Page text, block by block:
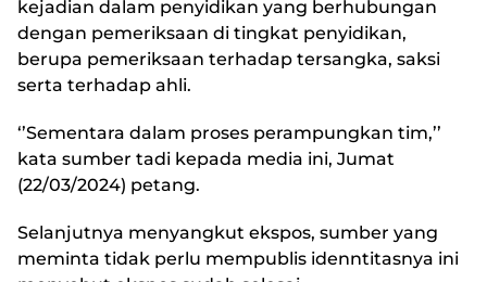
kejadian dalam penyidikan yang berhubungan
dengan pemeriksaan di tingkat penyidikan,
berupa pemeriksaan terhadap tersangka, saksi
serta terhadap ahli.
‘’Sementara dalam proses perampungkan tim,’’
kata sumber tadi kepada media ini, Jumat
(22/03/2024) petang.
Selanjutnya menyangkut ekspos, sumber yang
meminta tidak perlu mempublis idenntitasnya ini